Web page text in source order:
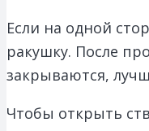
Если на одной
ракушку. После
закрываются,
Чтобы открыть